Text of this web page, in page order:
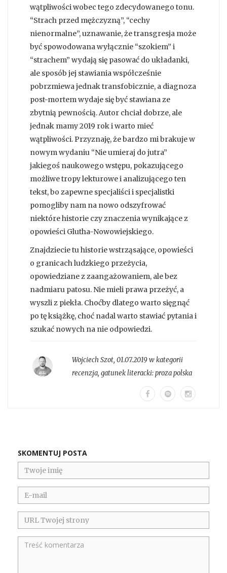
wątpliwości wobec tego zdecydowanego tonu.
“Strach przed mężczyzną”, “cechy
nienormalne”, uznawanie, że transgresja może
być spowodowana wyłącznie “szokiem” i
“strachem” wydają się pasować do układanki,
ale sposób jej stawiania współcześnie
pobrzmiewa jednak transfobicznie, a diagnoza
post-mortem wydaje się być stawiana ze
zbytnią pewnością. Autor chciał dobrze, ale
jednak mamy 2019 rok i warto mieć
wątpliwości. Przyznaję, że bardzo mi brakuje w
nowym wydaniu “Nie umieraj do jutra”
jakiegoś naukowego wstępu, pokazującego
możliwe tropy lekturowe i analizującego ten
tekst, bo zapewne specjaliści i specjalistki
pomogliby nam na nowo odszyfrować
niektóre historie czy znaczenia wynikające z
opowieści Glutha-Nowowiejskiego.
Znajdziecie tu historie wstrząsające, opowieści
o granicach ludzkiego przeżycia,
opowiedziane z zaangażowaniem, ale bez
nadmiaru patosu. Nie mieli prawa przeżyć, a
wyszli z piekła. Choćby dlatego warto sięgnąć
po tę książkę, choć nadal warto stawiać pytania i
szukać nowych na nie odpowiedzi.
Wojciech Szot, 01.07.2019 w kategorii
recenzja, gatunek literacki:proza polska
SKOMENTUJ POSTA